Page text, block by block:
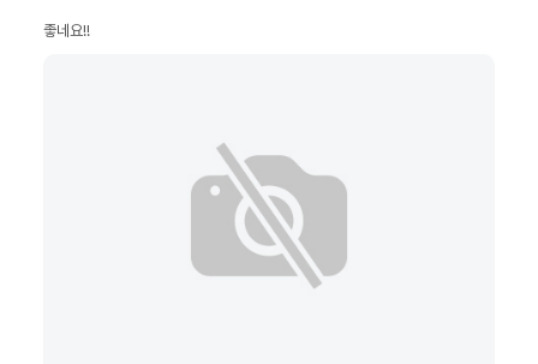
좋네요!!